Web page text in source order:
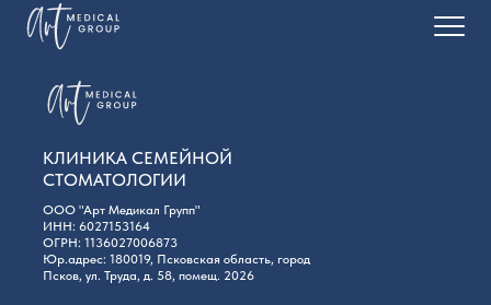
Главная
О нас
Пациентам
ДЕТИ
КЛИНИКА СЕМЕЙНОЙ
СТОМАТОЛОГИИ
ООО "Арт Медикал Групп"
ИНН: 6027153164
ОГРН: 1136027006873
Юр.адрес: 180019, Псковская область, город
Псков, ул. Труда, д. 58, помещ. 2026